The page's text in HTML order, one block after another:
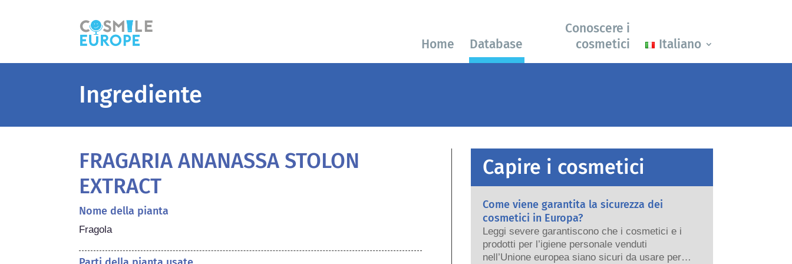
Home Database
Conoscere i
cosmetici
Italiano
Ingrediente
FRAGARIA ANANASSA STOLON
EXTRACT
Nome della pianta
Fragola
Capire i cosmetici
Come viene garantita la sicurezza dei
cosmetici in Europa?
Leggi severe garantiscono che i cosmetici e i
prodotti per l’igiene personale venduti
nell’Unione europea siano sicuri da usare per le